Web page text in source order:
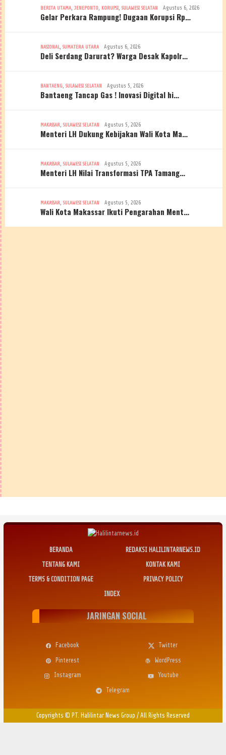
BERITA UTAMA, JENEPONTO, KORUPSI, SULAWESI SELATAN Agustus 6, 2026
Gelar Perkara Rampung! Dugaan Korupsi Rp…
NASIONAL, SUMATERA UTARA Agustus 6, 2026
Deli Serdang Darurat? Warga Desak Kapolr…
BANTAENG, SULAWESI SELATAN Agustus 5, 2026
Bantaeng Tancap Gas ! Inovasi Digital hi…
MAKASSAR, SULAWESI SELATAN Agustus 5, 2026
Menteri LH Dukung Kebijakan Wali Kota Ma…
MAKASSAR, SULAWESI SELATAN Agustus 5, 2026
Menteri LH Nilai Transformasi TPA Tamang…
MAKASSAR, SULAWESI SELATAN Agustus 5, 2026
Wali Kota Makassar Ikuti Pengarahan Ment…
BERANDA
REDAKSI HALILINTARNEWS.ID
TENTANG KAMI
KONTAK KAMI
TERMS & CONDITION PAGE
PRIVACY POLICY
INDEX
JARINGAN SOCIAL
Facebook
Twitter
Pinterest
WordPress
Instagram
Youtube
Telegram
Copyrights © PT. Halilintar News Group / All Rights Reserved